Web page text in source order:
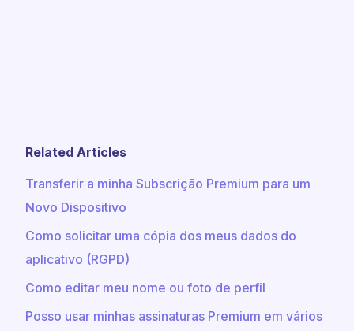
Related Articles
Transferir a minha Subscrição Premium para um
Novo Dispositivo
Como solicitar uma cópia dos meus dados do
aplicativo (RGPD)
Como editar meu nome ou foto de perfil
Posso usar minhas assinaturas Premium em vários